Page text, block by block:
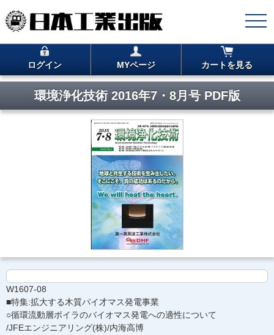
ログイン MYページ カートを見る
環境浄化技術 2016年7・8月号 PDF版
W1607-08
■特集:拡大する木質パイ才マス発電事業
○循環流動層ボイラのバイオマス発電への適性について
/JFEエンジニアリング(株)/内海高博